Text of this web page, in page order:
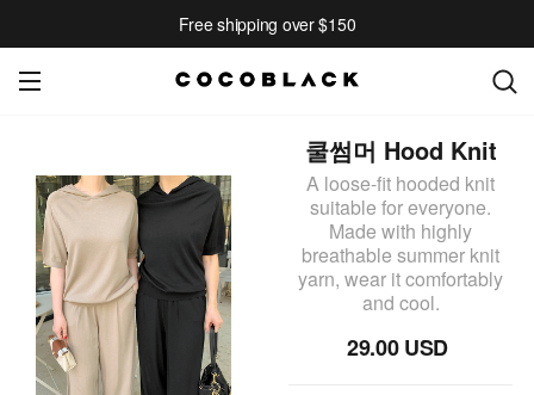
Free shipping over $150
쿨썸머 Hood Knit
A loose-fit hooded knit
suitable for everyone.
Made with highly
breathable summer knit
yarn, wear it comfortably
and cool.
29.00 USD